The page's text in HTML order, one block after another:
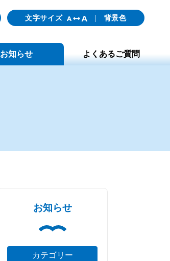
文字サイズ 背景色
お知らせ よくあるご質問
お知らせ
カテゴリー